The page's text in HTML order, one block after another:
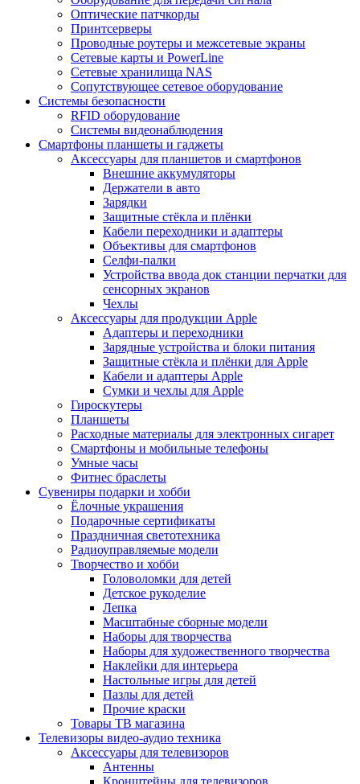
Оптические патчкорды
Принтсерверы
Проводные роутеры и межсетевые экраны
Сетевые карты и PowerLine
Сетевые хранилища NAS
Сопутствующее сетевое оборудование
Системы безопасности
RFID оборудование
Системы видеонаблюдения
Смартфоны планшеты и гаджеты
Аксессуары для планшетов и смартфонов
Внешние аккумуляторы
Держатели в авто
Зарядки
Защитные стёкла и плёнки
Кабели переходники и адаптеры
Объективы для смартфонов
Селфи-палки
Устройства ввода док станции перчатки для
сенсорных экранов
Чехлы
Аксессуары для продукции Apple
Адаптеры и переходники
Зарядные устройства и блоки питания
Защитные стёкла и плёнки для Apple
Кабели и адаптеры Apple
Сумки и чехлы для Apple
Гироскутеры
Планшеты
Расходные материалы для электронных сигарет
Смартфоны и мобильные телефоны
Умные часы
Фитнес браслеты
Сувениры подарки и хобби
Ёлочные украшения
Подарочные сертификаты
Праздничная светотехника
Радиоуправляемые модели
Творчество и хобби
Головоломки для детей
Детское рукоделие
Лепка
Масштабные сборные модели
Наборы для творчества
Наборы для художественного творчества
Наклейки для интерьера
Настольные игры для детей
Пазлы для детей
Прочие краски
Товары ТВ магазина
Телевизоры видео-аудио техника
Аксессуары для телевизоров
Антенны
Кронштейны для телевизоров